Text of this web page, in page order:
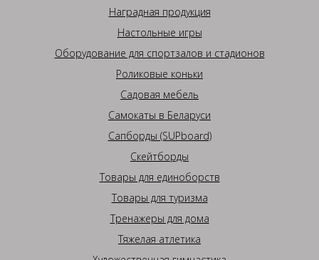
Наградная продукция
Настольные игры
Оборудование для спортзалов и стадионов
Роликовые коньки
Садовая мебель
Самокаты в Беларуси
Сапборды (SUPboard)
Скейтборды
Товары для единоборств
Товары для туризма
Тренажеры для дома
Тяжелая атлетика